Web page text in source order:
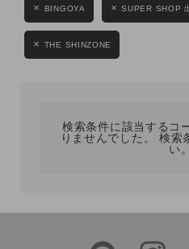
BINGOYA SUPER SHOP
THE SHINZONE
検索条件に該当するコ
りませんでした。 検索
い。